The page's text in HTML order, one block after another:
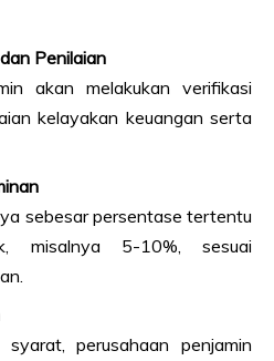
Penilaian
akan melakukan verifikasi
kelayakan keuangan serta
sebesar persentase tertentu
misalnya 5-10%, sesuai
syarat, perusahaan penjamin